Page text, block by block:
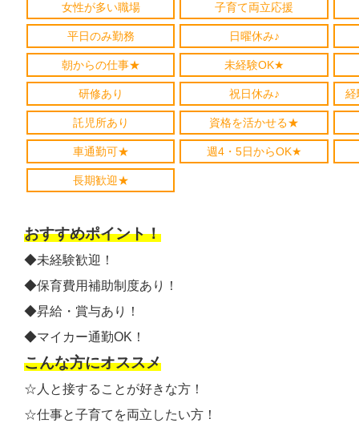
女性が多い職場 子育て両立応援
平日のみ勤務 日曜休み♪
朝からの仕事★ 未経験OK★
研修あり 祝日休み♪
託児所あり 資格を活かせる★
車通勤可★ 週4・5日からOK★
長期歓迎★
おすすめポイント！
◆未経験歓迎！
◆保育費用補助制度あり！
◆昇給・賞与あり！
◆マイカー通勤OK！
こんな方にオススメ
☆人と接することが好きな方！
☆仕事と子育てを両立したい方！